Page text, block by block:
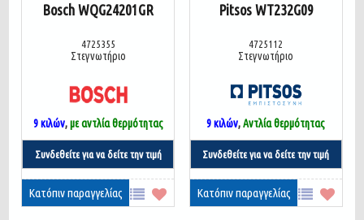
Bosch WQG24201GR
4725355
Στεγνωτήριο
9 κιλών,με αντλία θερμότητας
Συνδεθείτε για να δείτε την τιμή
Κατόπιν παραγγελίας
Pitsos WT232G09
4725112
Στεγνωτήριο
9 κιλών,Αντλία θερμότητας
Συνδεθείτε για να δείτε την τιμή
Κατόπιν παραγγελίας